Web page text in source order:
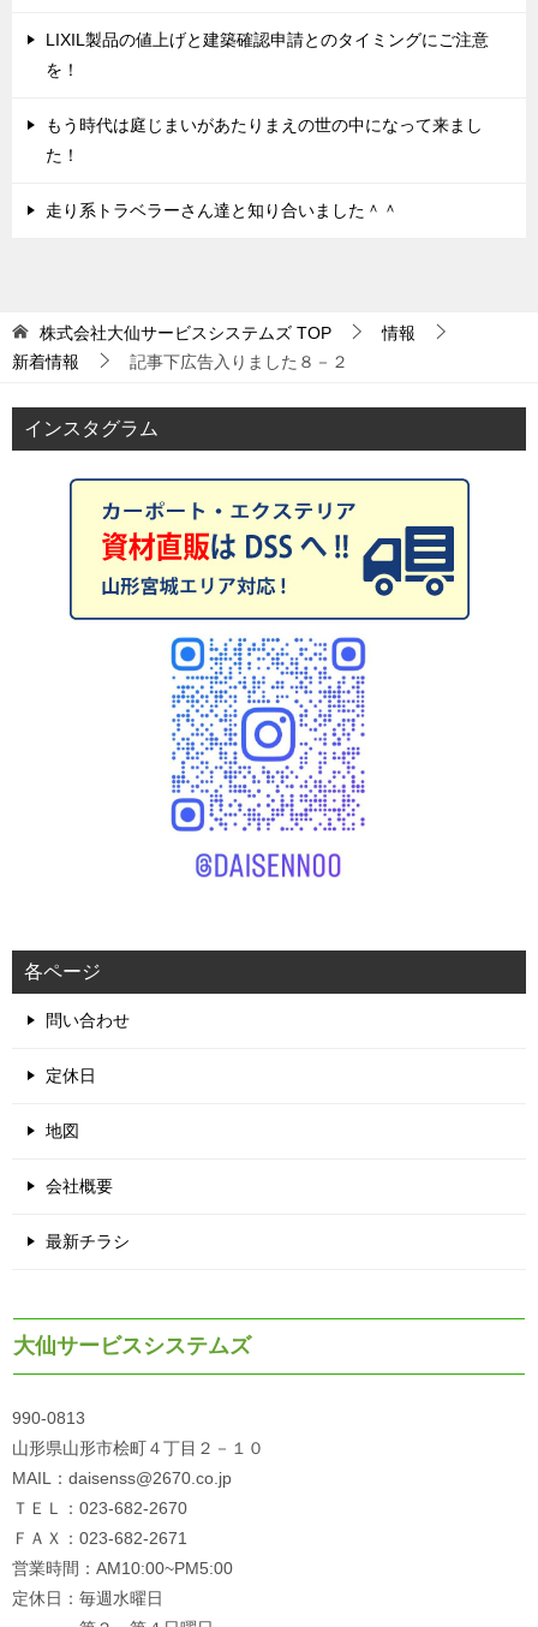
LIXIL製品の値上げと建築確認申請とのタイミングにご注意
を！
もう時代は庭じまいがあたりまえの世の中になって来まし
た！
走り系トラベラーさん達と知り合いました＾＾
株式会社大仙サービスシステムズ TOP
情報
新着情報
記事下広告入りました８－２
インスタグラム
各ページ
問い合わせ
定休日
地図
会社概要
最新チラシ
大仙サービスシステムズ
990-0813
山形県山形市桧町４丁目２－１０
MAIL：daisenss@2670.co.jp
ＴＥＬ：023-682-2670
ＦＡＸ：023-682-2671
営業時間：AM10:00~PM5:00
定休日：毎週水曜日